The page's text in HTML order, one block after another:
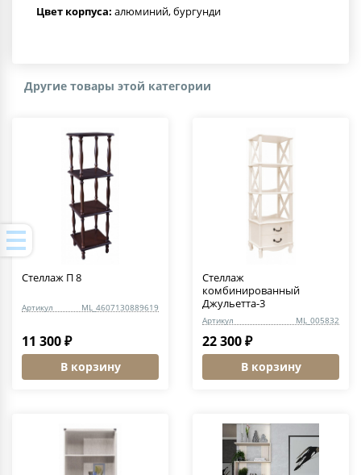
Цвет корпуса: алюминий, бургунди
Другие товары этой категории
Стеллаж П 8
Артикул ML_4607130889619
11 300 ₽
В корзину
Стеллаж
комбинированный
Джульетта-3
Артикул ML_005832
22 300 ₽
В корзину